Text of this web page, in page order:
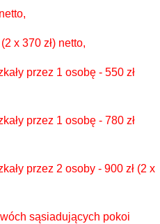
x 370 zł) netto,
przez 1 osobę - 550 zł
przez 1 osobę - 780 zł
przez 2 osoby - 900 zł (2 x
sąsiadujących pokoi